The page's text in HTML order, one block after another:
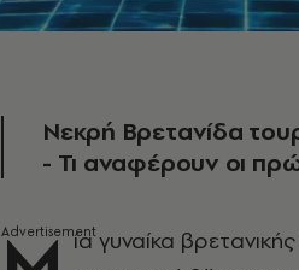
Νεκρή Βρετανίδα
- Τι αναφέρουν οι
ία γυναίκα